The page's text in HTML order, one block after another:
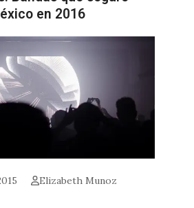
en 2016
Elizabeth Munoz